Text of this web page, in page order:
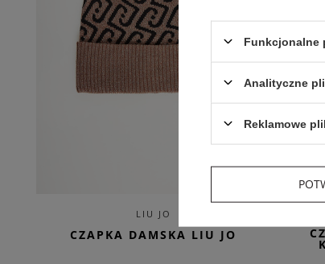
LIU JO
CZAPKA DAMSKA LIU JO
Funkcjonalne
Analityczne
Reklamowe